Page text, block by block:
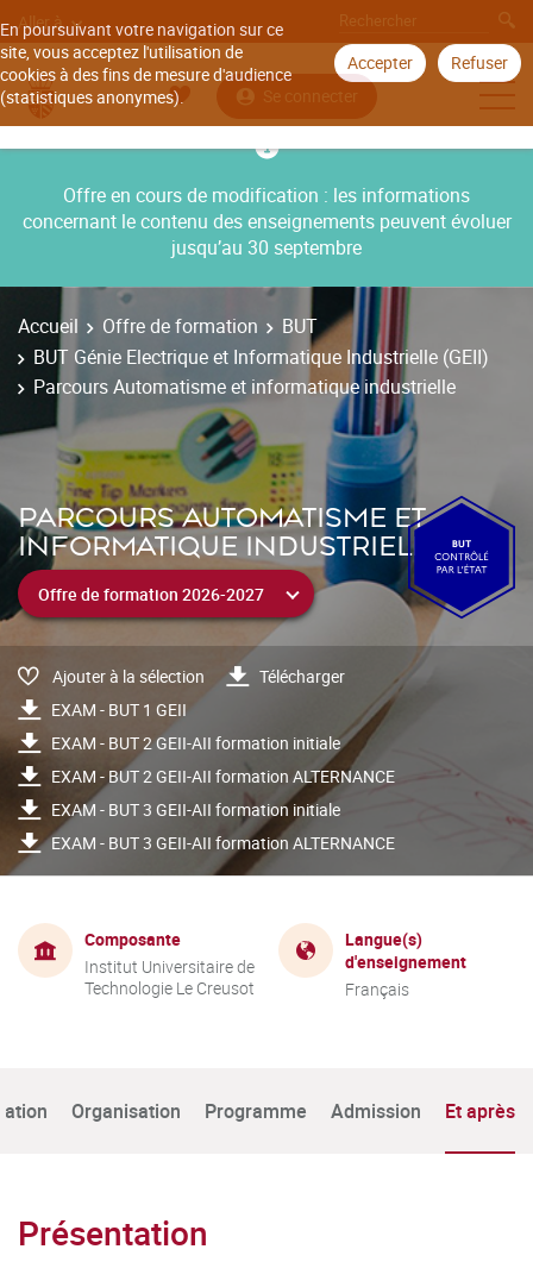
En poursuivant votre navigation sur ce
site, vous acceptez l'utilisation de
cookies à des fins de mesure d'audience
(statistiques anonymes).
Accepter Refuser
Aller à
Se connecter
Offre en cours de modification : les informations
concernant le contenu des enseignements peuvent évoluer
jusqu’au 30 septembre
Accueil Offre de formation
BUT
BUT Génie Electrique et Informatique Industrielle (GEII)
Parcours Automatisme et informatique industrielle
PARCOURS AUTOMATISME ET
INFORMATIQUE INDUSTRIELLE
Ajouter à la sélection
Télécharger
EXAM - BUT 1 GEII
EXAM - BUT 2 GEII-AII formation initiale
EXAM - BUT 2 GEII-AII formation ALTERNANCE
EXAM - BUT 3 GEII-AII formation initiale
EXAM - BUT 3 GEII-AII formation ALTERNANCE
Composante
Institut Universitaire de
Technologie Le Creusot
Langue(s)
d'enseignement
Français
Organisation Programme Admission Et après
Présentation